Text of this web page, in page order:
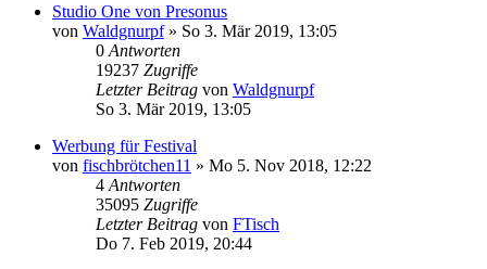
Studio One von Presonus
von Waldgnurpf» So 3. Mär 2019, 13:05
0 Antworten
19237 Zugriffe
Letzter Beitrag von Waldgnurpf
So 3. Mär 2019, 13:05
Werbung für Festival
von fischbrötchen11 » Mo 5. Nov 2018, 12:22
4 Antworten
35095 Zugriffe
Letzter Beitrag von FTisch
Do 7. Feb 2019, 20:44